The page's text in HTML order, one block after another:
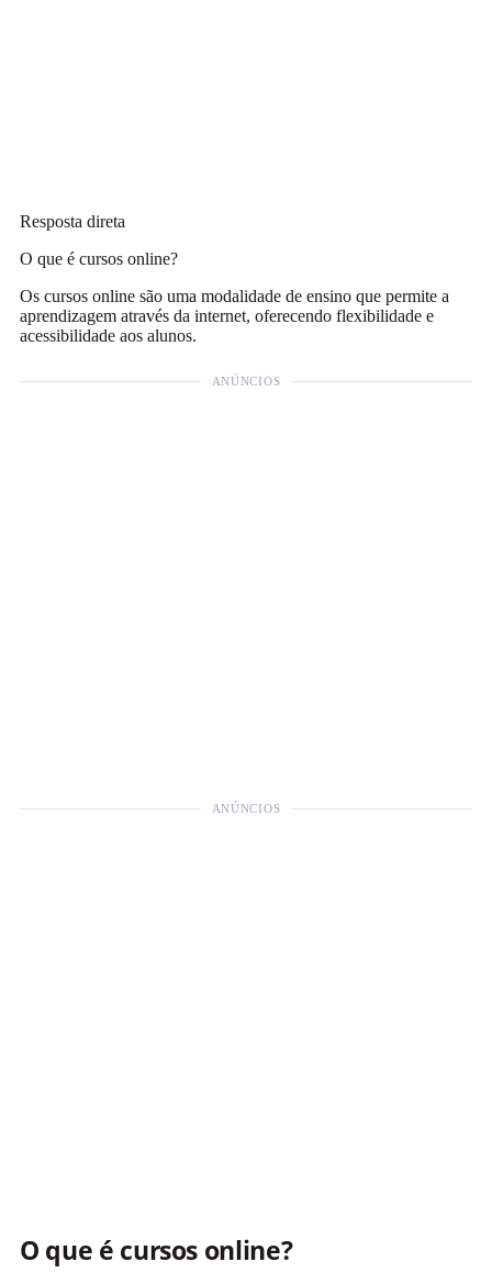
Resposta direta
O que é cursos online?
Os cursos online são uma modalidade de ensino que permite a
aprendizagem através da internet, oferecendo flexibilidade e
acessibilidade aos alunos.
ANÚNCIOS
ANÚNCIOS
O que é cursos online?